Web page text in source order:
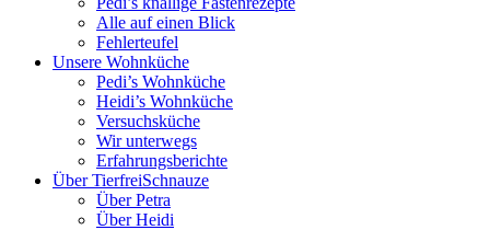
Alle auf einen Blick
Fehlerteufel
Unsere Wohnküche
Pedi’s Wohnküche
Heidi’s Wohnküche
Versuchsküche
Wir unterwegs
Erfahrungsberichte
Über TierfreiSchnauze
Über Petra
Über Heidi